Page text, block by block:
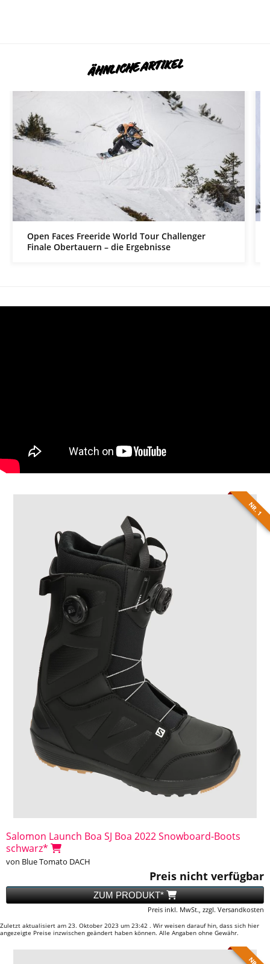
ÄHNLICHE ARTIKEL
Open Faces Freeride World Tour Challenger
Finale Obertauern – die Ergebnisse
NR. 1
Salomon Launch Boa SJ Boa 2022 Snowboard-Boots
schwarz*
von Blue Tomato DACH
Preis nicht verfügbar
ZUM PRODUKT*
Preis inkl. MwSt., zzgl. Versandkosten
Zuletzt aktualisiert am 23. Oktober 2023 um 23:42 . Wir weisen darauf hin, dass sich hier
angezeigte Preise inzwischen geändert haben können. Alle Angaben ohne Gewähr.